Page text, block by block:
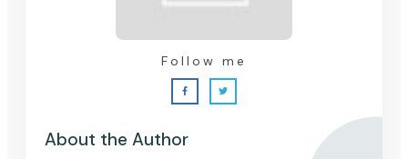
About the Author
Follow me